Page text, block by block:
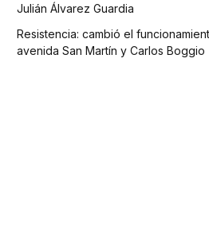
Julián Álvarez Guardia
Resistencia: cambió el
avenida San Martín y Carlos Boggio